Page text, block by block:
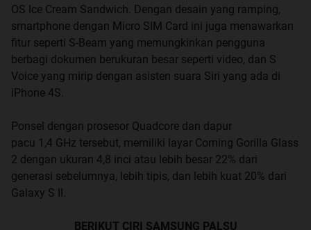
OS Ice Cream Sandwich. Dengan desain yang ramping,
smartphone dengan Micro SIM Card ini juga menawarkan
fitur seperti S-Beam yang memungkinkan pengguna
berbagi dokumen berukuran besar seperti video, dan S
Voice yang mirip dengan asisten suara Siri yang ada di
iPhone 4S.
Ponsel dengan prosesor Quadcore dan dapur
pacu 1,4 GHz tersebut, memiliki layar Corning Gorilla Glass
2 dengan ukuran 4,8 inci atau lebih besar 22% dari
generasi sebelumnya, lebih tipis, dan lebih kuat 20% dari
Galaxy S II.
BERIKUT CIRI SAMSUNG PALSU